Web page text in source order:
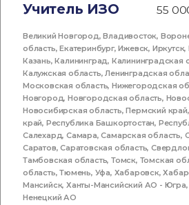
Учитель ИЗО 55
Великий Новгород,Владивосток,
область,Екатеринбург,Ижевск, Иркутск,
Казань,Калининград, Калининградская
Калужская область,Ленинградская
Московская область,Нижегородская
Новгород,Новгородская область,
Новосибирская область,Пермский край
край, Республика Башкортостан,
Салехард,Самара,Самарская область,
Саратов,Саратовская область,
Тамбовская область,Томск, Томская
область,Тюмень, Уфа, Хабаровск,
Мансийск,Ханты-Мансийский АО - Югра
Ненецкий АО